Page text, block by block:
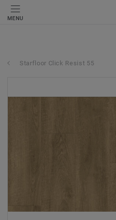
MENU
Starfloor Click Resist 55